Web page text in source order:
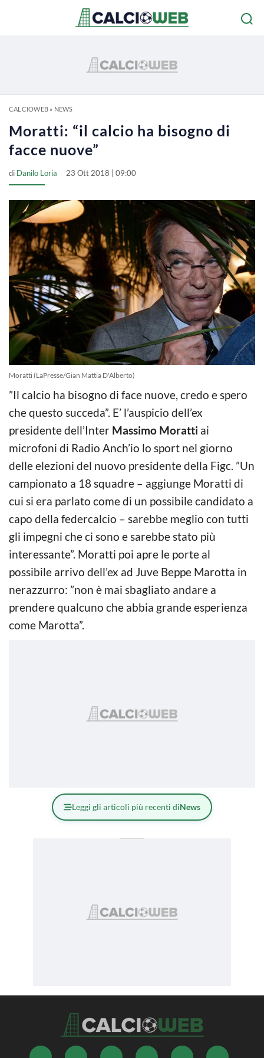
CALCIOWEB» NEWS
Moratti: “il calcio ha bisogno di
facce nuove”
di Danilo Loria 23 Ott 2018 | 09:00
Moratti (LaPresse/Gian Mattia D'Alberto)
”Il calcio ha bisogno di face nuove, credo e spero
che questo succeda”. E’ l’auspicio dell’ex
presidente dell’Inter Massimo Moratti ai
microfoni di Radio Anch’io lo sport nel giorno
delle elezioni del nuovo presidente della Figc. ”Un
campionato a 18 squadre – aggiunge Moratti di
cui si era parlato come di un possibile candidato a
capo della federcalcio – sarebbe meglio con tutti
gli impegni che ci sono e sarebbe stato più
interessante”. Moratti poi apre le porte al
possibile arrivo dell’ex ad Juve Beppe Marotta in
nerazzurro: ”non è mai sbagliato andare a
prendere qualcuno che abbia grande esperienza
come Marotta”.
Leggi gli articoli più recenti diNews